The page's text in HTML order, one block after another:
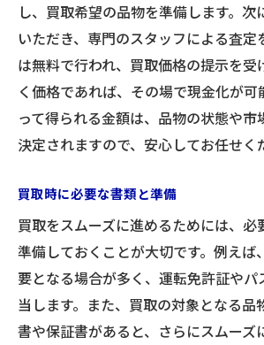
親しみやすい買取サービスでお
一に
お客様第一主義の買取サー
親しみやすさを重視した対
お客様の声を反映したサービ
定期的なサービス向上の取り
お客様のニーズに応える柔
多様なお品物に対応可能！買取
介
幅広い商品ジャンルに対応
買取大吉の取り扱い商品一覧
し、買取希望の品物を準備します。次
いただき、専門のスタッフによる査定
は無料で行われ、買取価格の提示を受
く価格であれば、その場で現金化が可
って得られる金額は、品物の状態や市
決定されますので、安心してお任せく
買取時に必要な書類と準備
買取をスムーズに進めるためには、必
準備しておくことが大切です。例えば
要となる場合が多く、運転免許証や
当します。また、買取の対象となる品
書や保証書があると、さらにスムーズ